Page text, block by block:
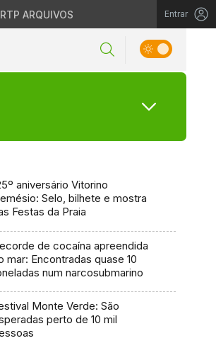
RTP ARQUIVOS Entrar
aniversário Vitorino
Selo, bilhete e mostra
Festas da Praia
de cocaína apreendida
mar: Encontradas quase 10
num narcosubmarino
Monte Verde: São
perto de 10 mil